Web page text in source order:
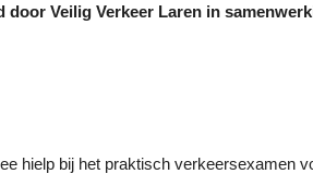
door Veilig Verkeer Laren in
hielp bij het praktisch verkeersexamen